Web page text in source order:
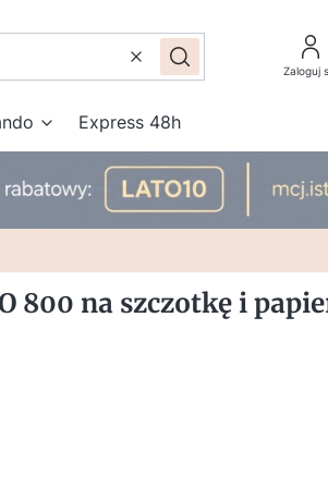
WyczyśćSzukaj Zaloguj
Express 48h
800 na szczotkę i